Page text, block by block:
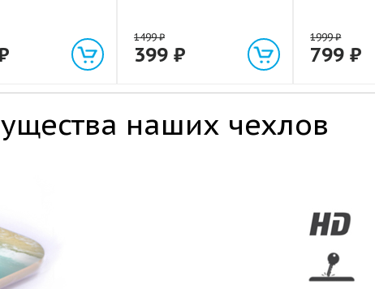
1499₽
399 ₽
1999₽
799₽
наших чехлов